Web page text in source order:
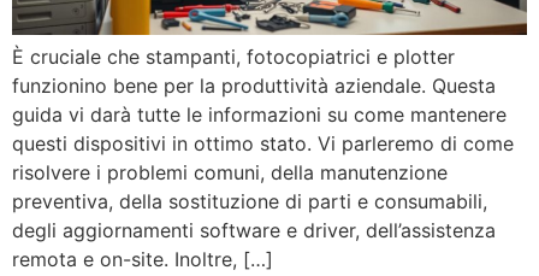
È cruciale che stampanti, fotocopiatrici e plotter
funzionino bene per la produttività aziendale. Questa
guida vi darà tutte le informazioni su come mantenere
questi dispositivi in ottimo stato. Vi parleremo di come
risolvere i problemi comuni, della manutenzione
preventiva, della sostituzione di parti e consumabili,
degli aggiornamenti software e driver, dell’assistenza
remota e on-site. Inoltre, […]